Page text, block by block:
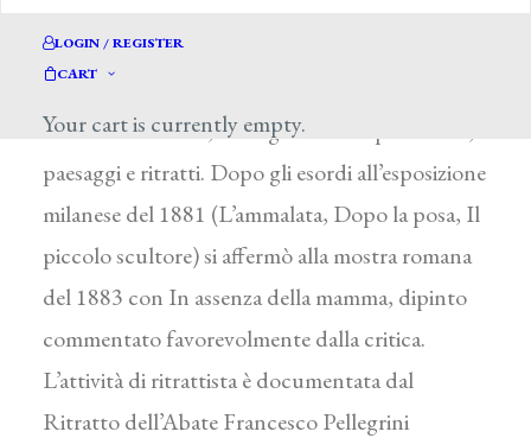
LOGIN / REGISTER
CART
Your cart is currently empty.
temi cari al maestro: trattò infatti con
disinvoltura, anche se non con pari padronanza
del mezzo tecnico, immagini di vita quotidiana,
paesaggi e ritratti. Dopo gli esordi all’esposizione
milanese del 1881 (L’ammalata, Dopo la posa, Il
piccolo scultore) si affermò alla mostra romana
del 1883 con In assenza della mamma, dipinto
commentato favorevolmente dalla critica.
L’attività di ritrattista è documentata dal
Ritratto dell’Abate Francesco Pellegrini